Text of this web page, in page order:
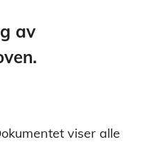
av
viser alle